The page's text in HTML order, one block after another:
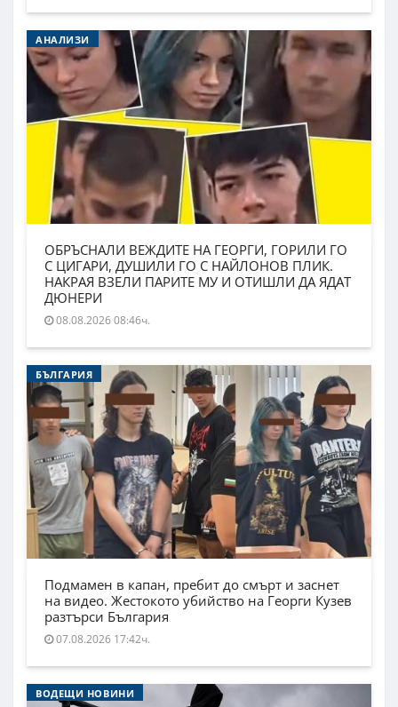
АНАЛИЗИ
ОБРЪСНАЛИ ВЕЖДИТЕ НА ГЕОРГИ, ГОРИЛИ ГО
С ЦИГАРИ, ДУШИЛИ ГО С НАЙЛОНОВ ПЛИК.
НАКРАЯ ВЗЕЛИ ПАРИТЕ МУ И ОТИШЛИ ДА ЯДАТ
ДЮНЕРИ
08.08.2026 08:46ч.
БЪЛГАРИЯ
Подмамен в капан, пребит до смърт и заснет
на видео. Жестокото убийство на Георги Кузев
разтърси България
07.08.2026 17:42ч.
ВОДЕЩИ НОВИНИ